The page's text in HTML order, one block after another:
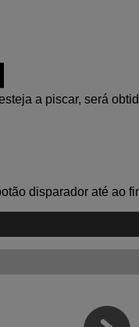
a piscar, será
disparador até ao